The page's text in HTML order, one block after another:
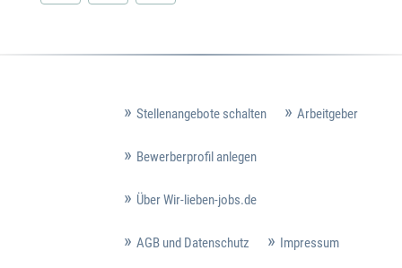
Stellenangebote schalten Arbeitgeber
Bewerberprofil anlegen
Über Wir-lieben-jobs.de
AGB und Datenschutz Impressum